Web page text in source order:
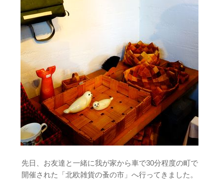
先日、お友達と一緒に我が家から車で30分程度の町で
開催された「北欧雑貨の蚤の市」へ行ってきました。